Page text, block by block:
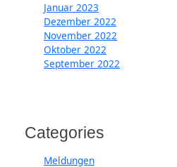
Januar 2023
Dezember 2022
November 2022
Oktober 2022
September 2022
Categories
Meldungen